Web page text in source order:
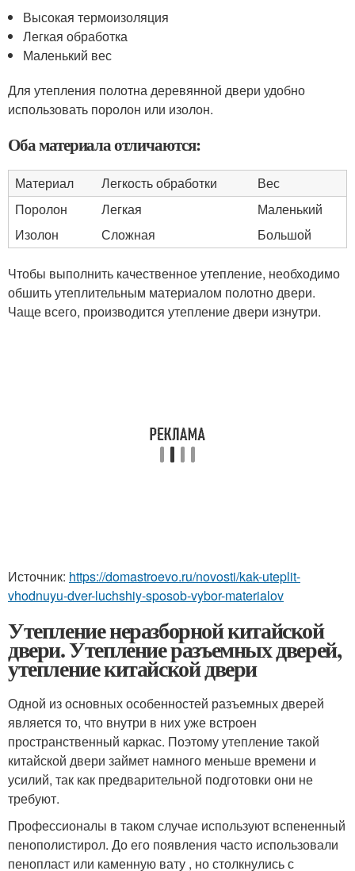
Высокая термоизоляция
Легкая обработка
Маленький вес
Для утепления полотна деревянной двери удобно
использовать поролон или изолон.
Оба материала отличаются:
Материал Легкость обработки
Вес
Поролон
Легкая
Маленький
Изолон
Сложная Большой
Чтобы выполнить качественное утепление, необходимо
обшить утеплительным материалом полотно двери.
Чаще всего, производится утепление двери изнутри.
Источник: https://domastroevo.ru/novosti/kak-uteplit-
vhodnuyu-dver-luchshiy-sposob-vybor-materialov
Утепление неразборной китайской
двери. Утепление разъемных дверей,
утепление китайской двери
Одной из основных особенностей разъемных дверей
является то, что внутри в них уже встроен
пространственный каркас. Поэтому утепление такой
китайской двери займет намного меньше времени и
усилий, так как предварительной подготовки они не
требуют.
Профессионалы в таком случае используют вспененный
пенополистирол. До его появления часто использовали
пенопласт или каменную вату , но столкнулись с